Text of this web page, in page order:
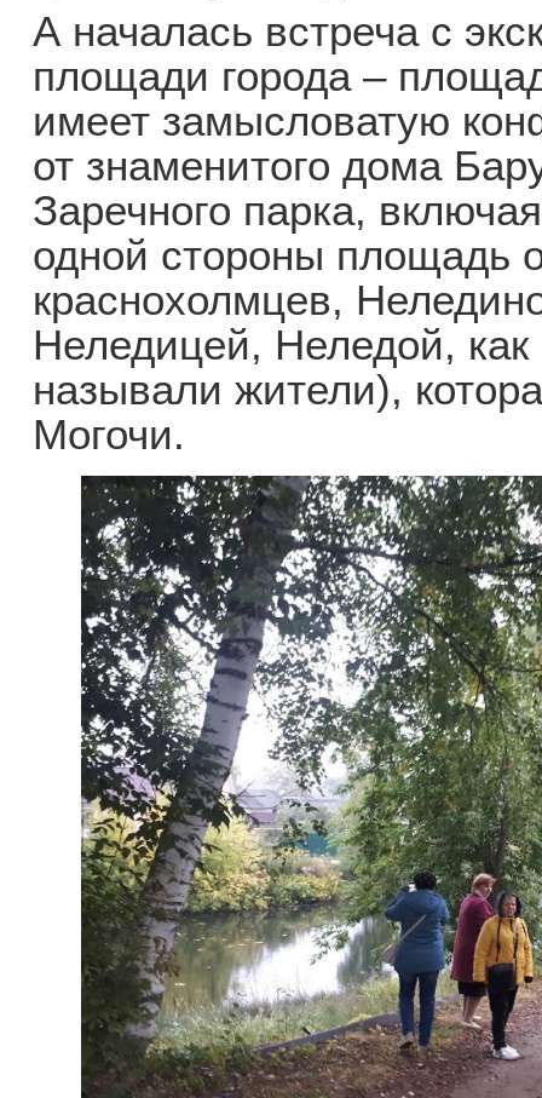
А началась встреча с
площади города –
имеет замысловатую
от знаменитого дома
Заречного парка,
одной стороны площадь
краснохолмцев,
Неледицей, Неледой,
называли жители),
Могочи.